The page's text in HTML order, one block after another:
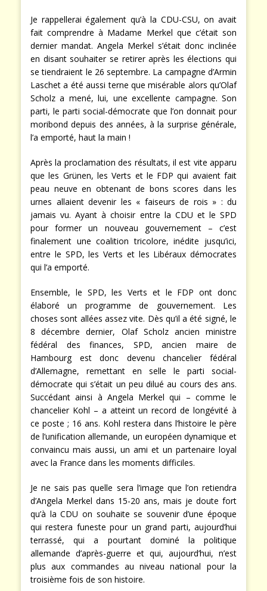
Je rappellerai également qu’à la CDU-CSU, on avait
fait comprendre à Madame Merkel que c’était son
dernier mandat. Angela Merkel s’était donc inclinée
en disant souhaiter se retirer après les élections qui
se tiendraient le 26 septembre. La campagne d’Armin
Laschet a été aussi terne que misérable alors qu’Olaf
Scholz a mené, lui, une excellente campagne. Son
parti, le parti social-démocrate que l’on donnait pour
moribond depuis des années, à la surprise générale,
l’a emporté, haut la main !
Après la proclamation des résultats, il est vite apparu
que les Grünen, les Verts et le FDP qui avaient fait
peau neuve en obtenant de bons scores dans les
urnes allaient devenir les « faiseurs de rois » : du
jamais vu. Ayant à choisir entre la CDU et le SPD
pour former un nouveau gouvernement – c’est
finalement une coalition tricolore, inédite jusqu’ici,
entre le SPD, les Verts et les Libéraux démocrates
qui l’a emporté.
Ensemble, le SPD, les Verts et le FDP ont donc
élaboré un programme de gouvernement. Les
choses sont allées assez vite. Dès qu’il a été signé, le
8 décembre dernier, Olaf Scholz ancien ministre
fédéral des finances, SPD, ancien maire de
Hambourg est donc devenu chancelier fédéral
d’Allemagne, remettant en selle le parti social-
démocrate qui s’était un peu dilué au cours des ans.
Succédant ainsi à Angela Merkel qui – comme le
chancelier Kohl – a atteint un record de longévité à
ce poste ; 16 ans. Kohl restera dans l’histoire le père
de l’unification allemande, un européen dynamique et
convaincu mais aussi, un ami et un partenaire loyal
avec la France dans les moments difficiles.
Je ne sais pas quelle sera l’image que l’on retiendra
d’Angela Merkel dans 15-20 ans, mais je doute fort
qu’à la CDU on souhaite se souvenir d’une époque
qui restera funeste pour un grand parti, aujourd’hui
terrassé, qui a pourtant dominé la politique
allemande d’après-guerre et qui, aujourd’hui, n’est
plus aux commandes au niveau national pour la
troisième fois de son histoire.